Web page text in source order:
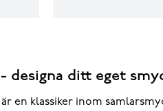
designa ditt eget
är en klassiker inom